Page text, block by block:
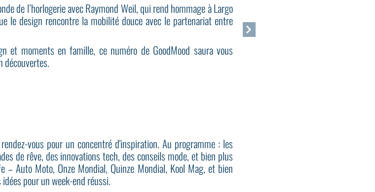
de l’horlogerie avec Raymond Weil, qui rend hommage à Largo
le design rencontre la mobilité douce avec le partenariat entre
et moments en famille, ce numéro de GoodMood saura vous
découvertes.
vous pour un concentré d'inspiration. Au programme : les
de rêve, des innovations tech, des conseils mode, et bien plus
Auto Moto, Onze Mondial, Quinze Mondial, Kool Mag, et bien
pour un week-end réussi.